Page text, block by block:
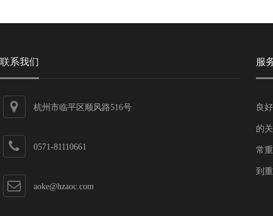
联系我们
杭州市临平区顺风路516号
0571-81110661
aoke@hzaoc.com
服
良
的
常
到